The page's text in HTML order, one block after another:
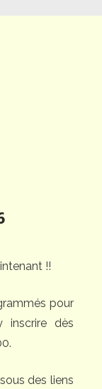
!!
pour
dès
des liens